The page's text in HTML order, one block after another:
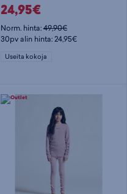
24,95€
Norm. hinta:49,90€
30pv alin hinta: 24,95€
Useita kokoja